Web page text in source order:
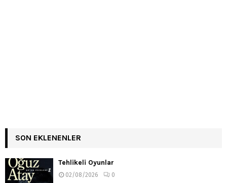
SON EKLENENLER
Tehlikeli Oyunlar
02/08/2026 0